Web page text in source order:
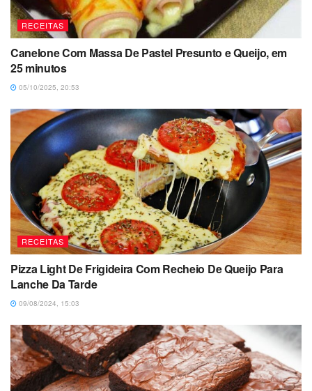
RECEITAS
Canelone Com Massa De Pastel Presunto e Queijo, em
25 minutos
05/10/2025, 20:53
RECEITAS
Pizza Light De Frigideira Com Recheio De Queijo Para
Lanche Da Tarde
09/08/2024, 15:03